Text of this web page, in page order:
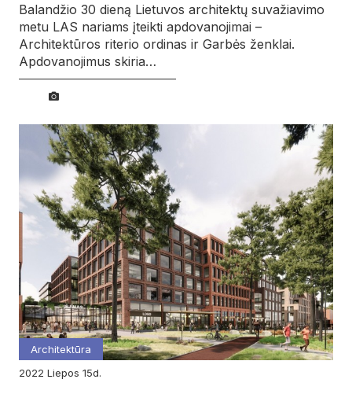
Balandžio 30 dieną Lietuvos architektų suvažiavimo
metu LAS nariams įteikti apdovanojimai –
Architektūros riterio ordinas ir Garbės ženklai.
Apdovanojimus skiria…
Architektūra
2022
liepos 15d.